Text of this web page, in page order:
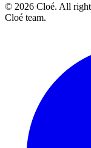
© 2026 Cloé. All
Cloé team.